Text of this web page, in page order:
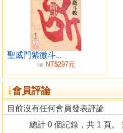
第六單元《八字微言任督二脈
你將習得精采的十神類象組合，
技法，21篇內容可謂道術兼備。
《大運篇自我挑戰》，這是文堡
佳餚，十道不藏私的干貨心法，
當你細細咀嚼讀完本書，才能
值，這些『掏心掏肺』的學理及
價值。現在，你只須要花一本
想誠心誠意推廌給您，不買這本
為......我百分之百相信我自己，
百分之百相信我的學術，能夠
聖威門紫微斗...
9折NT$297元
會員評論
目前沒有任何會員發表評論
總計 0 個記錄，共 1 頁。